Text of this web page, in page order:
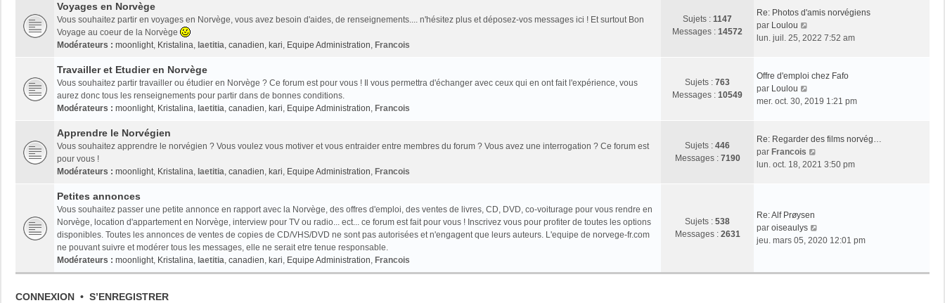
l
e
d
n
i
e
e
s
s
Voyages en Norvège
Vous souhaitez partir en voyages en Norvège, vous avez besoin d'aides, de renseignements.... n'hésitez plus et déposez-vos messages ici ! Et surtout Bon
Voyage au coeur de la Norvège
Modérateurs : moonlight, Kristalina, laetitia, canadien, kari, Equipe Administration, Francois
Sujets : 1147
Messages : 14572
Re: Photos d'amis norvégiens
par Loulou
o
l
d
n
i
e
s
s
a
lun. juil. 25, 2022 7:52 am
Travailler et Etudier en Norvège
Vous souhaitez partir travailler ou étudier en Norvège ? Ce forum est pour vous ! Il vous permettra d'échanger avec ceux qui en ont fait l'expérience, vous
aurez donc tous les renseignements pour partir dans de bonnes conditions.
Modérateurs : moonlight, Kristalina, laetitia, canadien, kari, Equipe Administration, Francois
Sujets : 763
Messages : 10549
Offre d'emploi chez Fafo
par Loulou
o
l
e
d
i
e
r
mer. oct. 30, 2019 1:21 pm
Apprendre le Norvégien
Vous souhaitez apprendre le norvégien ? Vous voulez vous motiver et vous entraider entre membres du forum ? Vous avez une interrogation ? Ce forum est
pour vous !
Modérateurs : moonlight, Kristalina, laetitia, canadien, kari, Equipe Administration, Francois
Sujets : 446
Messages : 7190
Re: Regarder des films norvég…
par Francois
o
d
e
lun. oct. 18, 2021 3:50 pm
Petites annonces
Vous souhaitez passer une petite annonce en rapport avec la Norvège, des offres d'emploi, des ventes de livres, CD, DVD, co-voiturage pour vous rendre en
Norvège, location d'appartement en Norvège, interview pour TV ou radio... ect... ce forum est fait pour vous ! Inscrivez vous pour profiter de toutes les options
disponibles. Toutes les annonces de ventes de copies de CD/VHS/DVD ne sont pas autorisées et n'engagent que leurs auteurs. L'equipe de norvege-fr.com
ne pouvant suivre et modérer tous les messages, elle ne serait etre tenue responsable.
Modérateurs : moonlight, Kristalina, laetitia, canadien, kari, Equipe Administration, Francois
Sujets : 538
Messages : 2631
Re: Alf Prøysen
par oiseaulys
o
jeu. mars 05, 2020 12:01 pm
CONNEXION • S’ENREGISTRER